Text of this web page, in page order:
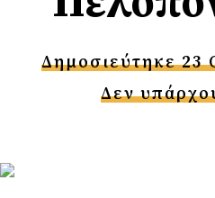
Δημοσιεύτηκε 23
Δεν